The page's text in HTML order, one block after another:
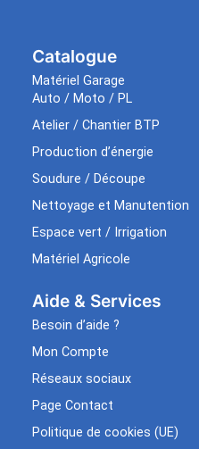
Catalogue
Matériel Garage
Auto / Moto / PL
Atelier / Chantier BTP
Production d’énergie
Soudure / Découpe
Nettoyage et Manutention
Espace vert / Irrigation
Matériel Agricole
Aide & Services​
Besoin d’aide ?
Mon Compte
Réseaux sociaux
Page Contact
Politique de cookies (UE)